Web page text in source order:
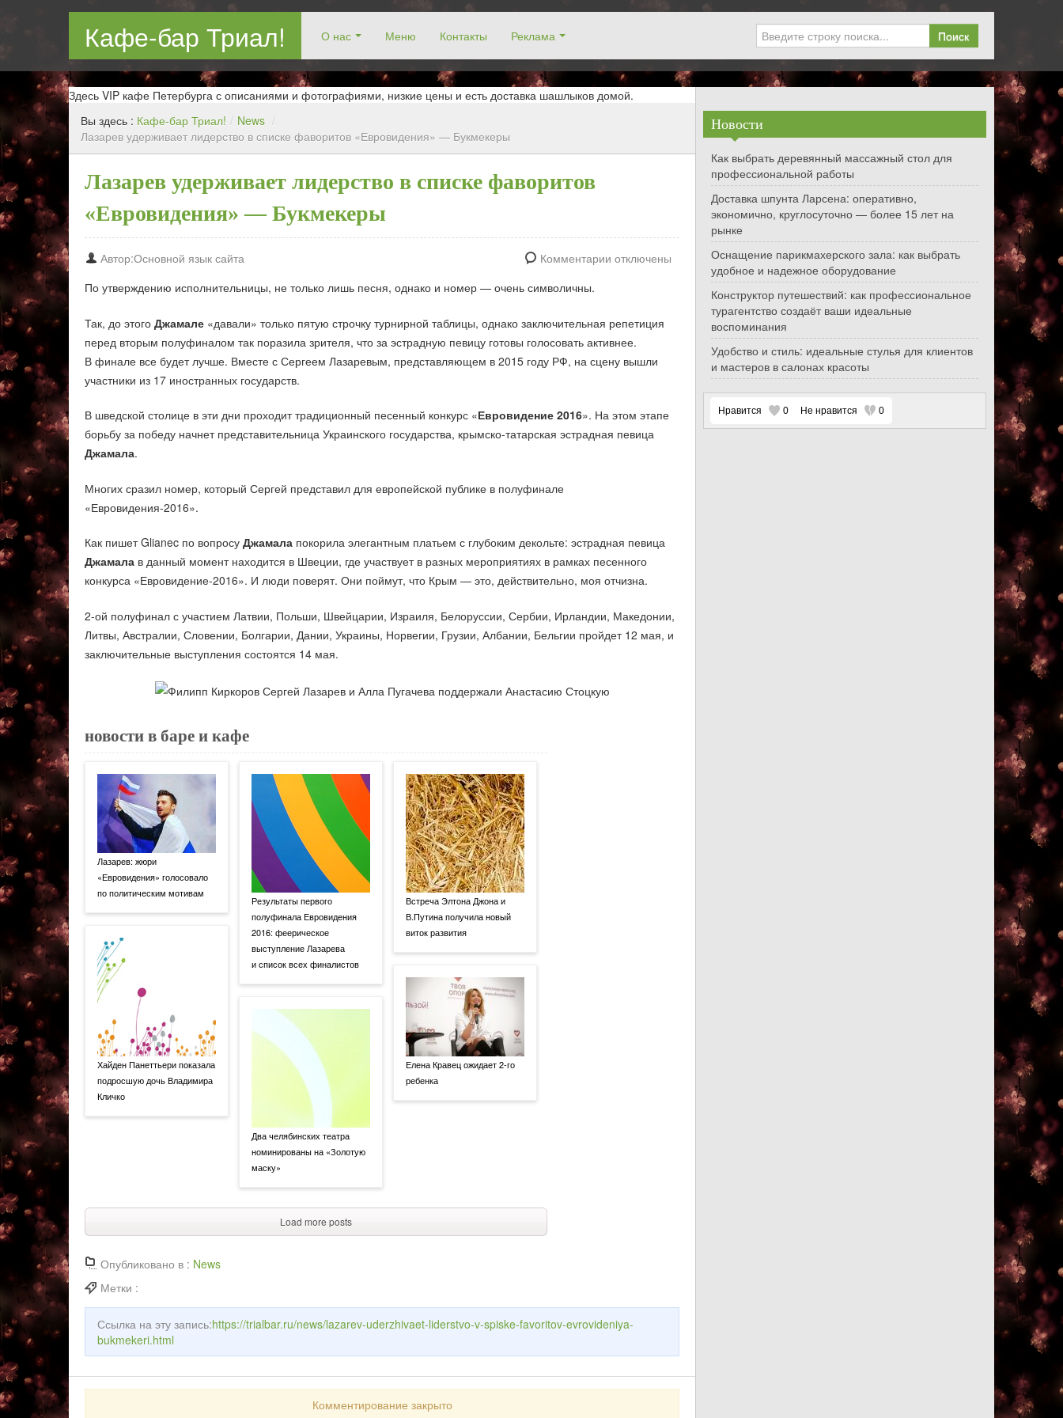
Кафе-бар Триал! О нас Меню Контакты Реклама Поиск
Бар в Новокосин, кафе в Новокосино, ресторан в Новокосино, заказ столика. Работаем без выходных! Низкие цены!
Здесь VIP кафе Петербурга с описаниями и фотографиями, низкие цены и есть доставка шашлыков домой.
Вы здесь : Кафе-бар Триал! / News /
Лазарев удерживает лидерство в списке фаворитов «Евровидения» — Букмекеры
Лазарев удерживает лидерство в списке фаворитов
«Евровидения» — Букмекеры
Автор:Основной язык сайта
Комментарии отключены
По утверждению исполнительницы, не только лишь песня, однако и номер — очень символичны.
Так, до этого Джамале «давали» только пятую строчку турнирной таблицы, однако заключительная репетиция
перед вторым полуфиналом так поразила зрителя, что за эстрадную певицу готовы голосовать активнее.
В финале все будет лучше. Вместе с Сергеем Лазаревым, представляющем в 2015 году РФ, на сцену вышли
участники из 17 иностранных государств.
В шведской столице в эти дни проходит традиционный песенный конкурс «Евровидение 2016». На этом этапе
борьбу за победу начнет представительница Украинского государства, крымско-татарская эстрадная певица
Джамала.
Многих сразил номер, который Сергей представил для европейской публике в полуфинале
«Евровидения-2016».
Как пишет Glianec по вопросу Джамала покорила элегантным платьем с глубоким декольте: эстрадная певица
Джамала в данный момент находится в Швеции, где участвует в разных мероприятиях в рамках песенного
конкурса «Евровидение-2016». И люди поверят. Они поймут, что Крым — это, действительно, моя отчизна.
2-ой полуфинал с участием Латвии, Польши, Швейцарии, Израиля, Белоруссии, Сербии, Ирландии, Македонии,
Литвы, Австралии, Словении, Болгарии, Дании, Украины, Норвегии, Грузии, Албании, Бельгии пройдет 12 мая, и
заключительные выступления состоятся 14 мая.
новости в баре и кафе
Лазарев: жюри
«Евровидения» голосовало
по политическим мотивам
Хайден Панеттьери показала
подросшую дочь Владимира
Кличко
Результаты первого
полуфинала Евровидения
2016: феерическое
выступление Лазарева
и список всех финалистов
Два челябинских театра
номинированы на «Золотую
маску»
Встреча Элтона Джона и
В.Путина получила новый
виток развития
Елена Кравец ожидает 2-го
ребенка
Load more posts
Опубликовано в : News
Метки :
Ссылка на эту запись:https://trialbar.ru/news/lazarev-uderzhivaet-liderstvo-v-spiske-favoritov-evrovideniya-
bukmekeri.html
Комментирование закрыто
Новости
Как выбрать деревянный массажный стол для
профессиональной работы
Доставка шпунта Ларсена: оперативно,
экономично, круглосуточно — более 15 лет на
рынке
Оснащение парикмахерского зала: как выбрать
удобное и надежное оборудование
Конструктор путешествий: как профессиональное
турагентство создаёт ваши идеальные
воспоминания
Удобство и стиль: идеальные стулья для клиентов
и мастеров в салонах красоты
Нравится 0 Не нравится 0